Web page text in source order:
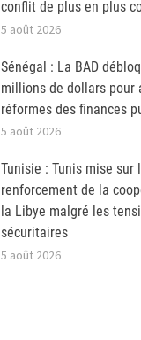
conflit de plus en plus
5 août 2026
Sénégal : La BAD
millions de dollars pour
réformes des finances
5 août 2026
Tunisie : Tunis mise sur
renforcement de la
la Libye malgré les
sécuritaires
5 août 2026